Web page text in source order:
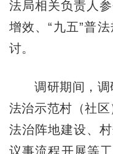
法局相关负责人
增效、“九五”普
讨。
调研期间，调
法治示范村（社
法治阵地建设、
议事流程开展等